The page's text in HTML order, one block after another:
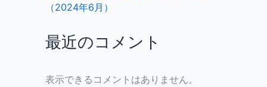
（2024年6月）
最近のコメント
表示できるコメントはありません。